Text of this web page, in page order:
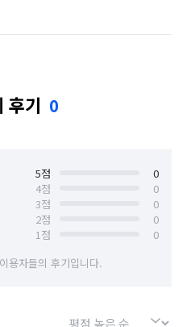
후기 0
5점
0
4점
0
3점
0
2점
0
1점
0
용자들의 후기입니다.